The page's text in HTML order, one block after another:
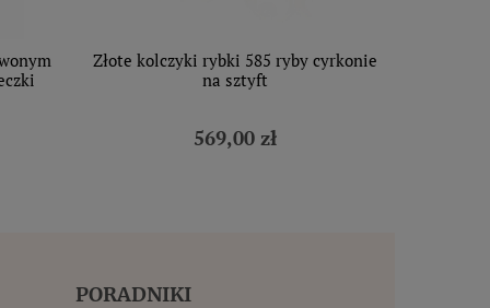
Złote kolczyki rybki 585 ryby cyrkonie
na sztyft
569,00 zł
PORADNIKI